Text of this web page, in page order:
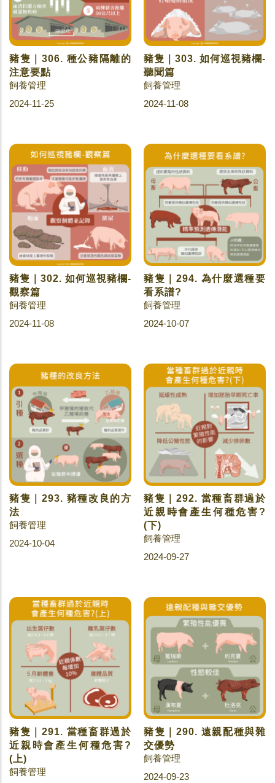
豬隻｜306. 種公豬隔離的
注意要點
飼養管理
2024-11-25
豬隻｜303. 如何巡視豬欄-
聽聞篇
飼養管理
2024-11-08
豬隻｜302. 如何巡視豬欄-
觀察篇
飼養管理
2024-11-08
豬隻｜294. 為什麼選種要
看系譜?
飼養管理
2024-10-07
豬隻｜293. 豬種改良的方
法
飼養管理
2024-10-04
豬隻｜292. 當種畜群過於
近親時會產生何種危害?
(下)
飼養管理
2024-09-27
豬隻｜291. 當種畜群過於
近親時會產生何種危害?
(上)
飼養管理
豬隻｜290. 遠親配種與雜
交優勢
飼養管理
2024-09-23